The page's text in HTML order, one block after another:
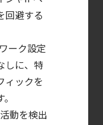
の課題と解消策
フィング：
回避する
ーク設定
しに、特
ィックを
動を検出